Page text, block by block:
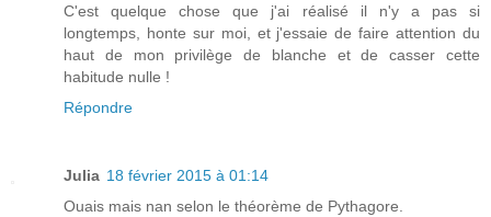
C'est quelque chose que j'ai réalisé il n'y a pas si
longtemps, honte sur moi, et j'essaie de faire attention du
haut de mon privilège de blanche et de casser cette
habitude nulle !
Répondre
Julia 18 février 2015 à 01:14
Ouais mais nan selon le théorème de Pythagore.